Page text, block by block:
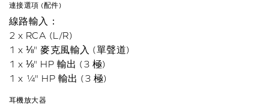
連接選項 (配件)
線路輸入：
2 x RCA (L/R)
1 x ⅛" 麥克風輸入 (單聲道)
1 x ⅛" HP 輸出 (3 極)
1 x ¼" HP 輸出 (3 極)
耳機放大器